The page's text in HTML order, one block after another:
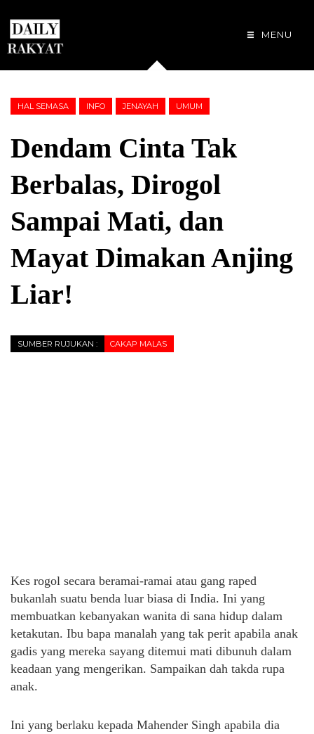
MENU
HAL SEMASA INFO JENAYAH UMUM
Dendam Cinta Tak
Berbalas, Dirogol
Sampai Mati, dan
Mayat Dimakan Anjing
Liar!
SUMBER RUJUKAN : CAKAP MALAS
Kes rogol secara beramai-ramai atau gang raped
bukanlah suatu benda luar biasa di India. Ini yang
membuatkan kebanyakan wanita di sana hidup dalam
ketakutan. Ibu bapa manalah yang tak perit apabila anak
gadis yang mereka sayang ditemui mati dibunuh dalam
keadaan yang mengerikan. Sampaikan dah takda rupa
anak.
Ini yang berlaku kepada Mahender Singh apabila dia